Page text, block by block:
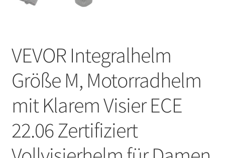
VEVOR Integralhelm
Größe M, Motorradhelm
mit Klarem Visier ECE
22.06 Zertifiziert